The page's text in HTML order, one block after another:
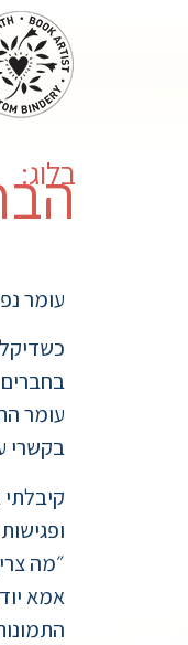
בלוג:
עומר נפטר בן 47. בן קיבוץ שובל, חברותי ומבטיח, כל הסימנים לאורך שנות
עומר
בקשרי
״מה
אמא